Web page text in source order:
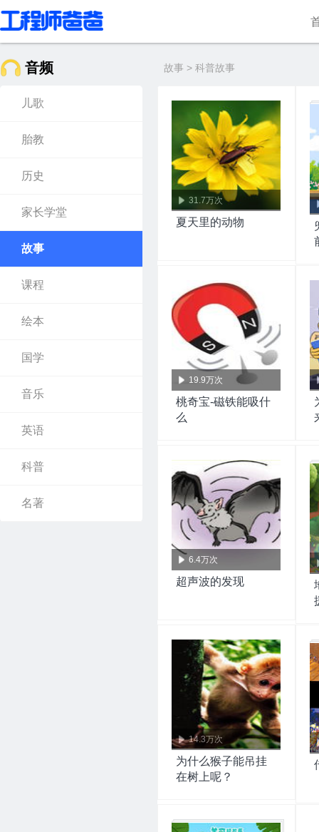
音频 故事 > 科普故事
儿歌
胎教
历史
家长学堂
故事
课程
绘本
国学
音乐
英语
科普
名著
31.7万次
夏天里的动物
19.9万次
桃奇宝-磁铁能吸什
么
6.4万次
超声波的发现
14.3万次
为什么猴子能吊挂
在树上呢？